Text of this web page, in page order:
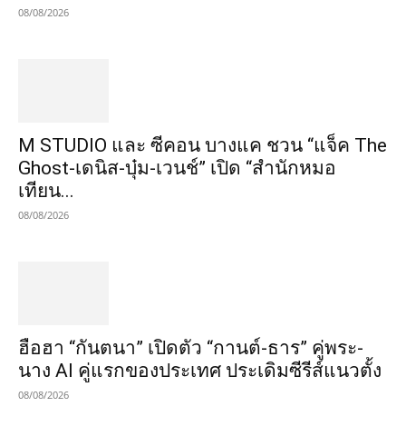
08/08/2026
M STUDIO และ ซีคอน บางแค ชวน “แจ็ค The
Ghost-เดนิส-บุ๋ม-เวนช์” เปิด “สำนักหมอ
เทียน...
08/08/2026
ฮือฮา “กันตนา” เปิดตัว “กานต์-ธาร” คู่พระ-
นาง AI คู่แรกของประเทศ ประเดิมซีรีส์แนวตั้ง
08/08/2026